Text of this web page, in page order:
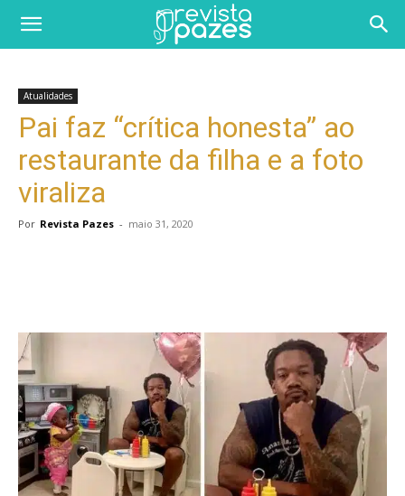
Atualidades
Pai faz “crítica honesta” ao
restaurante da filha e a foto
viraliza
Por Revista Pazes - maio 31, 2020